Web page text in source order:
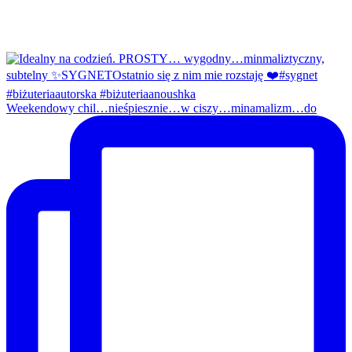
Weekendowy chil…nieśpiesznie…w ciszy…minamalizm…do